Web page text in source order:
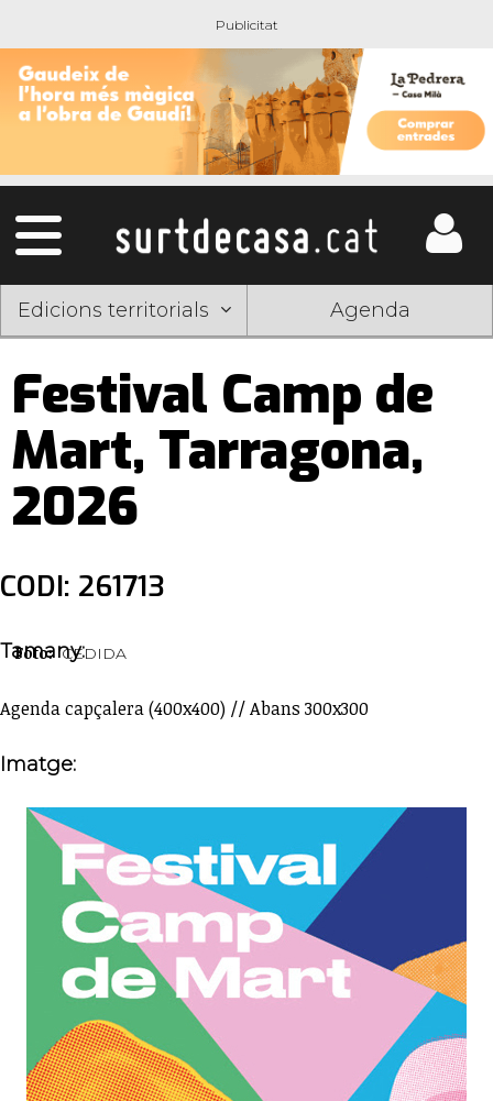
Edicions territorials Agenda
Festival Camp de
Mart, Tarragona,
2026
CODI: 261713
Foto: CEDIDA
Tamany:
Agenda capçalera (400x400) // Abans 300x300
Imatge: